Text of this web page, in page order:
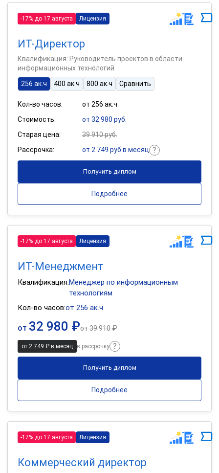
-17% до 17 августа Лицензия
ИТ-Директор
Квалификация: Руководитель проектов в области
информационных технологий
256 ак.ч
400 ак.ч 800 ак.ч Сравнить
Кол-во часов:
от 256 ак.ч
Стоимость:
от 32 980 руб.
Старая цена:
39 910 руб.
Рассрочка:
от 2 749 руб в месяц
Получить диплом
Подробнее
-17% до 17 августа Лицензия
ИТ-Менеджмент
Квалификация:Менеджер по информационным
технологиям
Кол-во часов:от 256 ак.ч
от 32 980 ₽от39 910 ₽
от 2 749 ₽ в месяц в рассрочку
Получить диплом
Подробнее
-17% до 17 августа Лицензия
Коммерческий директор